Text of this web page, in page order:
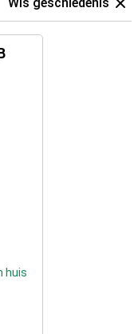
Wis geschiedenis
huis